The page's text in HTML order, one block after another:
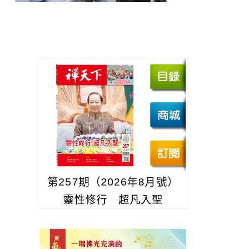
第257期（2026年8月號）
靈性修行 超凡入聖